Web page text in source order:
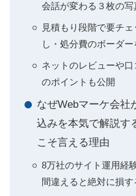
会話が変わる３枚の写
見積もり段階で要チ
し・処分費のボーダ
ネットのレビューや口
のポイントも公開
なぜWebマーケ会社
込みを本気で解説す
こそ言える理由
8万社のサイト運用経
間違えると絶対に損